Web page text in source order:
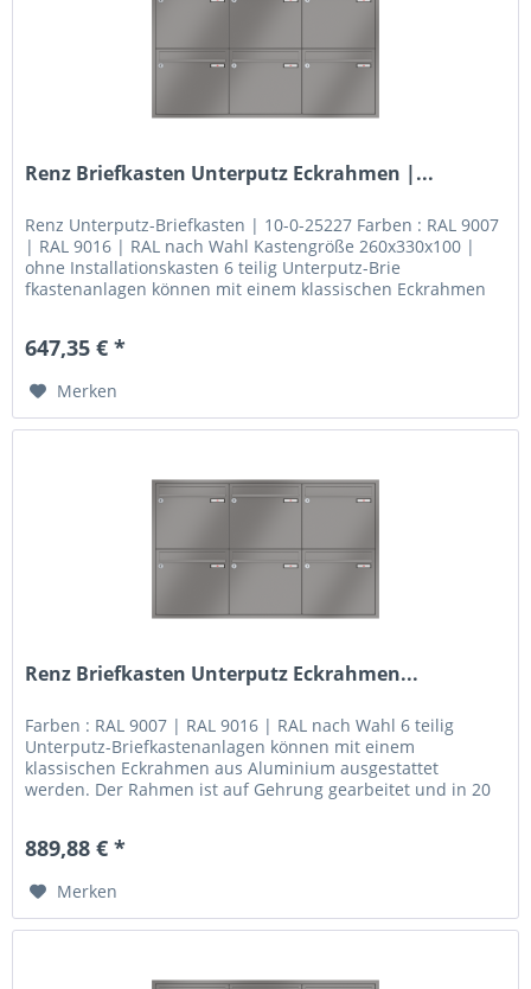
Renz Briefkasten Unterputz Eckrahmen |...
Renz Unterputz-Briefkasten | 10-0-25227 Farben : RAL 9007
| RAL 9016 | RAL nach Wahl Kastengröße 260x330x100 |
ohne Installationskasten 6 teilig Unterputz-Brie
fkastenanlagen können mit einem klassischen Eckrahmen
647,35 € *
Merken
Renz Briefkasten Unterputz Eckrahmen...
Farben : RAL 9007 | RAL 9016 | RAL nach Wahl 6 teilig
Unterputz-Briefkastenanlagen können mit einem
klassischen Eckrahmen aus Aluminium ausgestattet
werden. Der Rahmen ist auf Gehrung gearbeitet und in 20
889,88 € *
Merken